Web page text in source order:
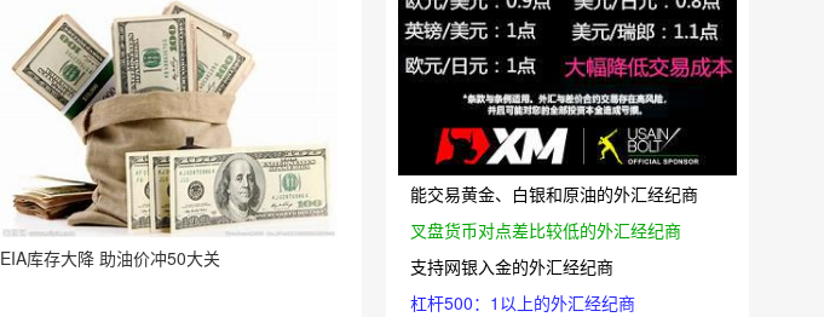
EIA库存大降 助油价冲50大关
能交易黄金、白银和原油的外汇经纪商
叉盘货币对点差比较低的外汇经纪商
支持网银入金的外汇经纪商
杠杆500：1以上的外汇经纪商